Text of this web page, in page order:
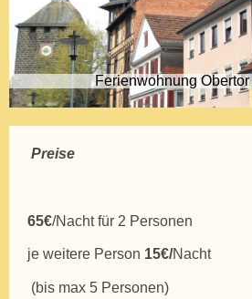
Ferienwohnung
Preise
65€/Nacht für 2 Personen
je weitere Person 15€/Nacht
(bis max 5 Personen)